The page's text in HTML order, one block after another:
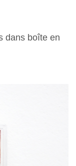
dans boîte en